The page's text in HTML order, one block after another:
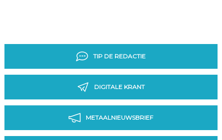
TIP DE REDACTIE
DIGITALE KRANT
METAALNIEUWSBRIEF